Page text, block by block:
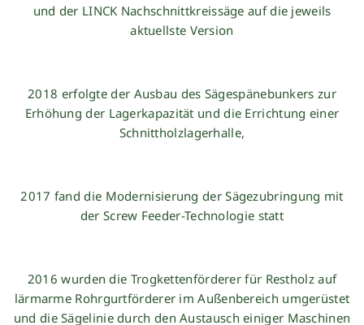
und der LINCK Nachschnittkreissäge auf die jeweils
aktuellste Version
2018 erfolgte der Ausbau des Sägespänebunkers zur
Erhöhung der Lagerkapazität und die Errichtung einer
Schnittholzlagerhalle,
2017 fand die Modernisierung der Sägezubringung mit
der Screw Feeder-Technologie statt
2016 wurden die Trogkettenförderer für Restholz auf
lärmarme Rohrgurtförderer im Außenbereich umgerüstet
und die Sägelinie durch den Austausch einiger Maschinen